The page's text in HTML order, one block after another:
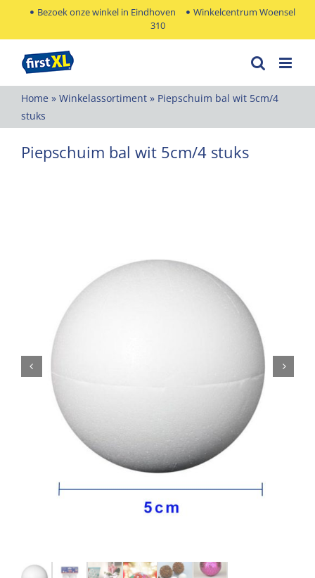
Bezoek onze winkel in Eindhoven
Winkelcentrum Woensel
310
Home » Winkelassortiment » Piepschuim bal wit 5cm/4
stuks
Piepschuim bal wit 5cm/4 stuks